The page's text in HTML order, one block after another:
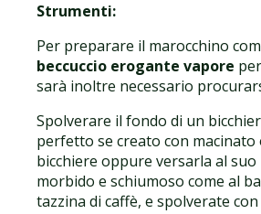
Strumenti:
Per preparare il marocchino
beccuccio erogante vapore
sarà inoltre necessario
Spolverare il fondo di un
perfetto se creato con macinato
bicchiere oppure versarla al
morbido e schiumoso come al
tazzina di caffè, e spolverate